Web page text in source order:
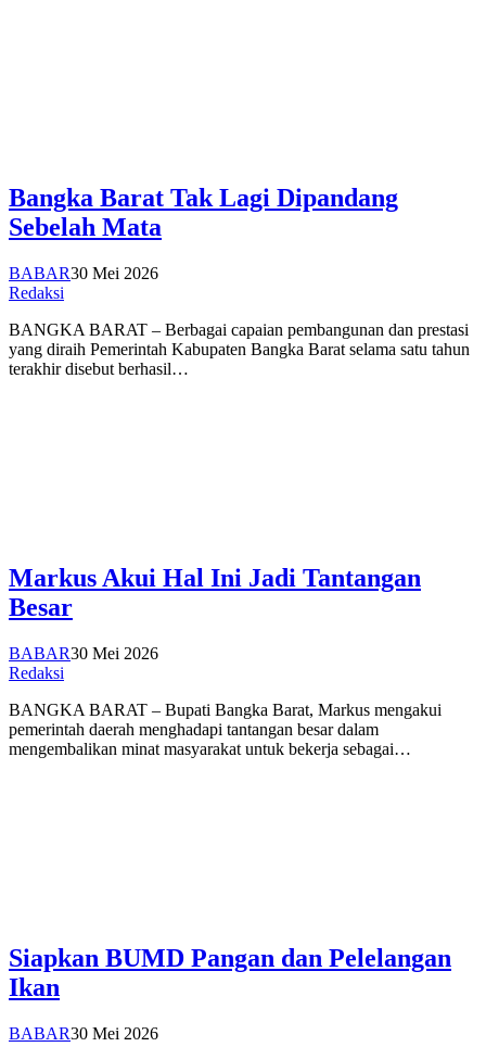
Bangka Barat Tak Lagi Dipandang
Sebelah Mata
BABAR30 Mei 2026
Redaksi
BANGKA BARAT – Berbagai capaian pembangunan dan prestasi
yang diraih Pemerintah Kabupaten Bangka Barat selama satu tahun
terakhir disebut berhasil…
Markus Akui Hal Ini Jadi Tantangan
Besar
BABAR30 Mei 2026
Redaksi
BANGKA BARAT – Bupati Bangka Barat, Markus mengakui
pemerintah daerah menghadapi tantangan besar dalam
mengembalikan minat masyarakat untuk bekerja sebagai…
Siapkan BUMD Pangan dan Pelelangan
Ikan
BABAR30 Mei 2026